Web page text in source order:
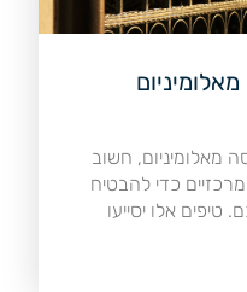
מאלומיניום, חשוב
כדי להבטיח
אלו יסייעו